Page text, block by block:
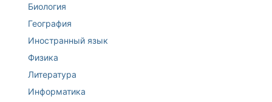
Биология
География
Иностранный язык
Физика
Литература
Информатика